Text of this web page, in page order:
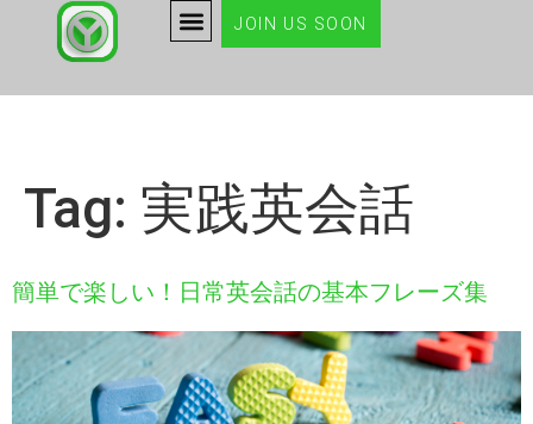
JOIN US SOON
Tag: 実践英会話
簡単で楽しい！日常英会話の基本フレーズ集